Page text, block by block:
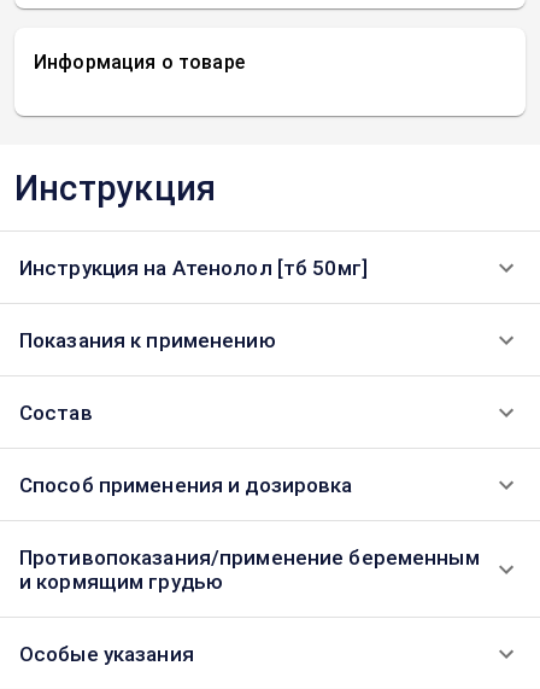
Информация о товаре
Инструкция
Инструкция на Атенолол [тб 50мг]
Показания к применению
Состав
Способ применения и дозировка
Противопоказания/применение беременным
и кормящим грудью
Особые указания